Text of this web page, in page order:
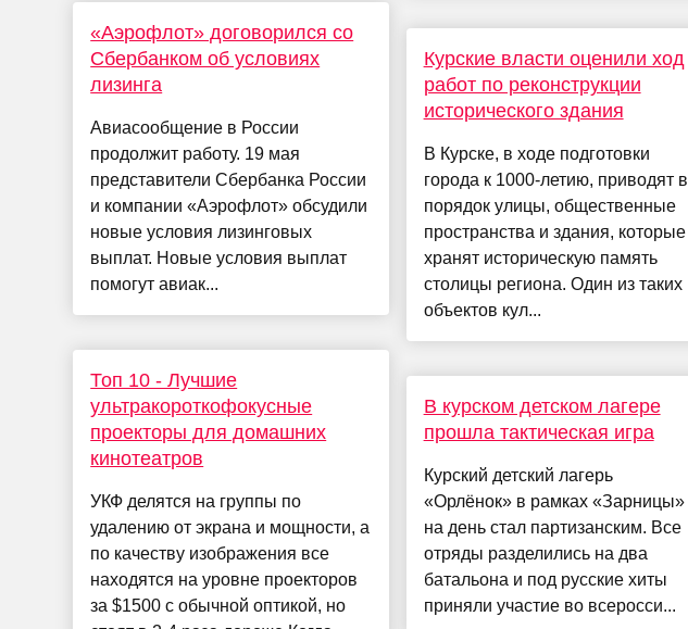
«Аэрофлот» договорился со
Сбербанком об условиях
лизинга
Авиасообщение в России
продолжит работу. 19 мая
представители Сбербанка России
и компании «Аэрофлот» обсудили
новые условия лизинговых
выплат. Новые условия выплат
помогут авиак...
Топ 10 - Лучшие
ультракороткофокусные
проекторы для домашних
кинотеатров
УКФ делятся на группы по
удалению от экрана и мощности, а
по качеству изображения все
находятся на уровне проекторов
за $1500 с обычной оптикой, но
Курские власти оценили ход
работ по реконструкции
исторического здания
В Курске, в ходе подготовки
города к 1000-летию, приводят в
порядок улицы, общественные
пространства и здания, которые
хранят историческую память
столицы региона. Один из таких
объектов кул...
В курском детском лагере
прошла тактическая игра
Курский детский лагерь
«Орлёнок» в рамках «Зарницы»
на день стал партизанским. Все
отряды разделились на два
батальона и под русские хиты
приняли участие во всеросси...